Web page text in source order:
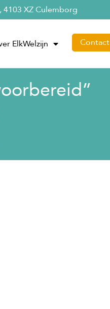
4103 XZ Culemborg
ElkWelzijn Contact